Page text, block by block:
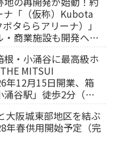
ナ「（仮称）Kubota
タららアリーナ）」
商業施設も開発へ
根・小涌谷に最高級ホ
MITSUI
年12月15日開業、箱
谷駅」徒歩2分（旅
大阪城東部地区を結ぶ
年春供用開始予定（完